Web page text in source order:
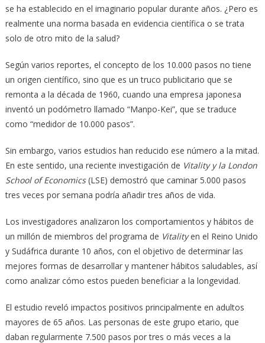
se ha establecido en el imaginario popular durante años. ¿Pero es
realmente una norma basada en evidencia científica o se trata
solo de otro mito de la salud?
Según varios reportes, el concepto de los 10.000 pasos no tiene
un origen científico, sino que es un truco publicitario que se
remonta a la década de 1960, cuando una empresa japonesa
inventó un podómetro llamado “Manpo-Kei”, que se traduce
como “medidor de 10.000 pasos”.
Sin embargo, varios estudios han reducido ese número a la mitad.
En este sentido, una reciente investigación de Vitality y la London
School of Economics(LSE) demostró que caminar 5.000 pasos
tres veces por semana podría añadir tres años de vida.
Los investigadores analizaron los comportamientos y hábitos de
un millón de miembros del programa de Vitalityen el Reino Unido
y Sudáfrica durante 10 años, con el objetivo de determinar las
mejores formas de desarrollar y mantener hábitos saludables, así
como analizar cómo estos pueden beneficiar a la longevidad.
El estudio reveló impactos positivos principalmente en adultos
mayores de 65 años. Las personas de este grupo etario, que
daban regularmente 7.500 pasos por tres o más veces a la